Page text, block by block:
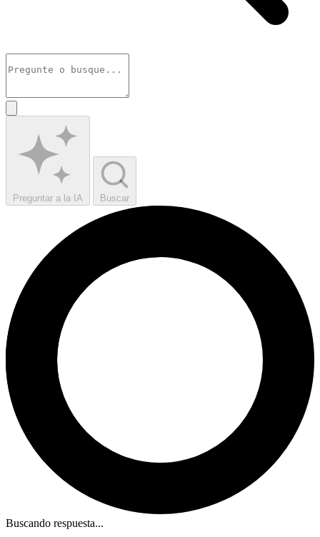
Preguntar a la IA Buscar
Buscando respuesta...